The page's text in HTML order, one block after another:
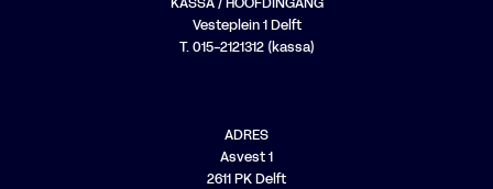
Vesteplein 1 Delft
T. 015-2121312 (kassa)
ADRES
Asvest 1
2611 PK Delft